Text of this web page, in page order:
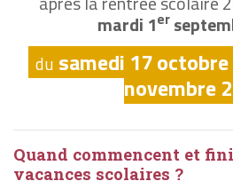
mardi 1er
du samedi 17
novembre
Quand commencent et
vacances scolaires ?